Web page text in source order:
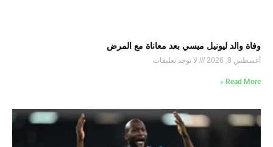
وفاة والد ليونيل ميسي بعد معاناة مع المرض
أغسطس 8, 2026 لا توجد تعليقات
Read More »